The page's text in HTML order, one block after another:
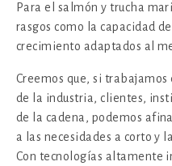
Para el salmón y trucha
rasgos como la capacidad
crecimiento adaptados al
Creemos que, si
de la industria, clientes,
de la cadena, podemos
a las necesidades a corto y
Con tecnologías altamente